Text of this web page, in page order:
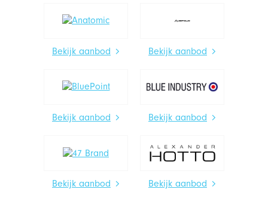
Bekijk aanbod Bekijk aanbod
Bekijk aanbod Bekijk aanbod
Bekijk aanbod Bekijk aanbod